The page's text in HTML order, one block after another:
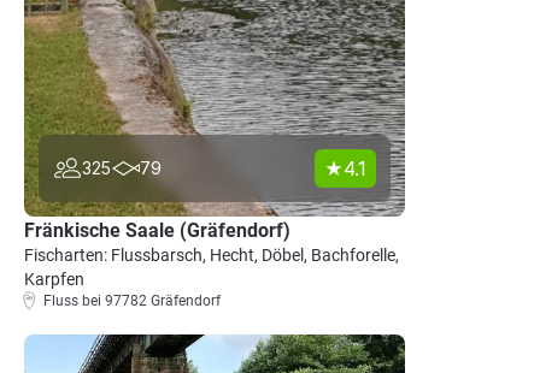
325 79 4.1
Fränkische Saale (Gräfendorf)
Fischarten: Flussbarsch, Hecht, Döbel, Bachforelle,
Karpfen
Fluss bei 97782 Gräfendorf